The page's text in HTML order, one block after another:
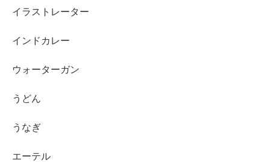
イラストレーター
インドカレー
ウォーターガン
うどん
うなぎ
エーテル